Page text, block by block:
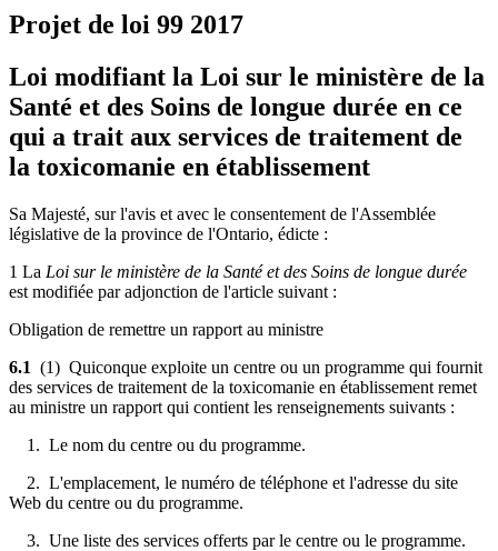
Projet de loi 99 2017
Loi modifiant la Loi sur le ministère de la
Santé et des Soins de longue durée en ce
qui a trait aux services de traitement de
la toxicomanie en établissement
Sa Majesté, sur l'avis et avec le consentement de l'Assemblée
législative de la province de l'Ontario, édicte :
1 La Loi sur le ministère de la Santé et des Soins de longue durée
est modifiée par adjonction de l'article suivant :
Obligation de remettre un rapport au ministre
6.1 (1) Quiconque exploite un centre ou un programme qui fournit
des services de traitement de la toxicomanie en établissement remet
au ministre un rapport qui contient les renseignements suivants :
1. Le nom du centre ou du programme.
2. L'emplacement, le numéro de téléphone et l'adresse du site
Web du centre ou du programme.
3. Une liste des services offerts par le centre ou le programme.